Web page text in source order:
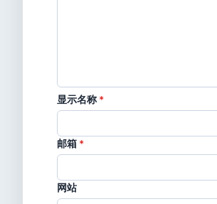
显示名称 *
邮箱 *
网站